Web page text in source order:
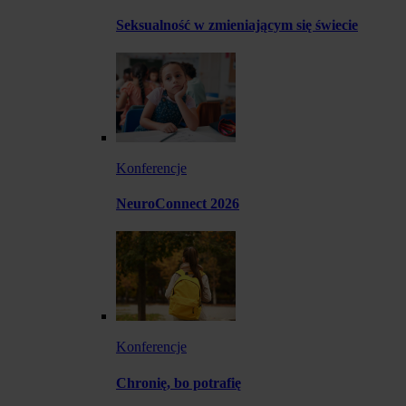
Seksualność w zmieniającym się świecie
Konferencje
NeuroConnect 2026
Konferencje
Chronię, bo potrafię